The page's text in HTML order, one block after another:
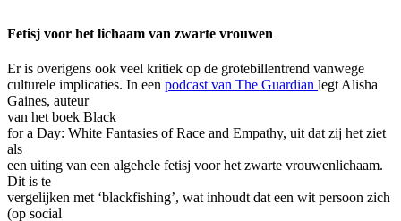
Fetisj voor het lichaam van zwarte vrouwen
Er is overigens ook veel kritiek op de grotebillentrend vanwege
culturele implicaties. In een podcast van The Guardian legt Alisha
Gaines, auteur
van het boek Black
for a Day: White Fantasies of Race and Empathy, uit dat zij het ziet
als
een uiting van een algehele fetisj voor het zwarte vrouwenlichaam.
Dit is te
vergelijken met ‘blackfishing’, wat inhoudt dat een wit persoon zich
(op social